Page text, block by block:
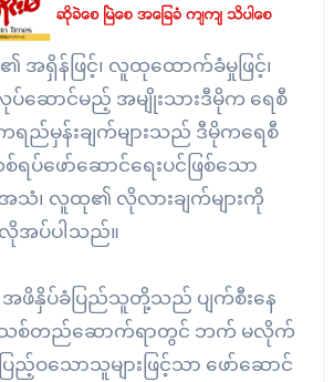
အရှိန်ဖြင့်၊ လူထုထောက်ခံမှုဖြင့်၊
ောင်မည့် အမျိုးသားဒီမိုက ရေစီ
ည်မှန်းချက်များသည် ဒီမိုကရေစီ
ရပ်ဖော်ဆောင်ရေးပင်ဖြစ်သော
သံ၊ လူထု၏ လိုလားချက်များကို
အပ်ပါသည်။
ာ အဖိနှိပ်ခံပြည်သူတို့သည် ပျက်စီးနေ
သစ်တည်ဆောက်ရာတွင် ဘက် မလိုက်
ည့်ဝသောသူများဖြင့်သာ ဖော်ဆောင်